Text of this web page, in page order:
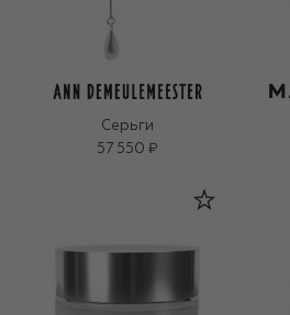
Серьги
57 550 ₽